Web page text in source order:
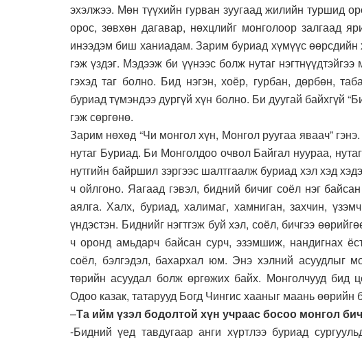
эхэлжээ. Мөн түүхийн гурван зуугаад жилийн туршид
орос, зөвхөн дагавар, нөхцлийг монголоор залгаад
инээдэм биш ханиадам. Зарим буриад хүмүүс өөрсдийн
гэж үздэг. Мэдээж би үүнээс болж нутаг
гэхэд таг болно. Бид нэгэн, хоёр, гурбан, дөрбөн,
буриад түмэндээ дургүй хүн болно. Би дуугай байхгүй
гэж сөргөнө.
Зарим нөхөд “Чи монгол хүн, Монгол руугаа яваач”
нутаг Буриад. Би Монголдоо очвол Байгал нуураа,
нутгийн байршил зэргээс шалтгаалж буриад хэл хэд
ч ойлгоно. Яагаад гэвэл, бидний бичиг соёл нэг
аялга. Халх, буриад, халимаг, хамниган, захчин,
үндэстэн. Биднийг нэгтгэж буй хэл, соёл, бичгээ
ч оронд амьдарч байсан сурч, эзэмшиж, нандигнах
соёл, бэлгэдэл, бахархал юм. Энэ хэлний асуудлыг
төрийн асуудал болж өргөжих байх. Монголчууд бид
Одоо казак, татарууд Богд Чингис хааныг маань өөрийн
–Та ийм үзэл бодолтой хүн учраас босоо монгол
-Бидний үед тавдугаар анги хүртлээ буриад